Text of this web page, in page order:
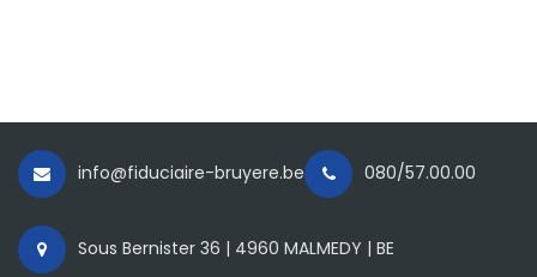
info@fiduciaire-bruyere.be 080/57.00.00
Sous Bernister 36 | 4960 MALMEDY | BE